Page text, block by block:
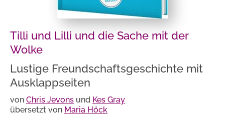
Tilli und Lilli und die Sache mit der
Wolke
Lustige Freundschaftsgeschichte mit
Ausklappseiten
von Chris Jevons und Kes Gray
übersetzt von Maria Höck